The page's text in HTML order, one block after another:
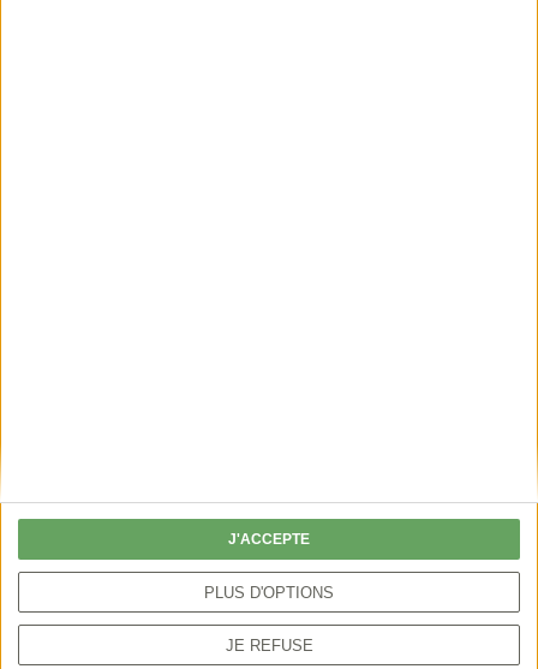
PLUS D'OPTIONS
JE REFUSE
J'ACCEPTE
Éleveur de chiens de
chasse